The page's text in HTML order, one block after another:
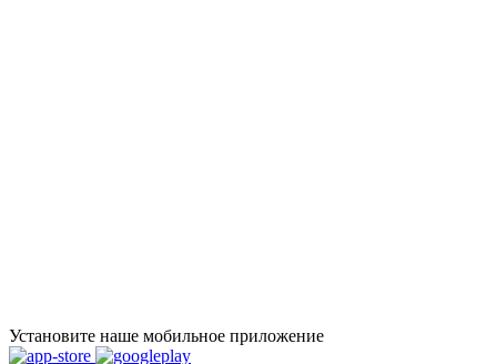
Установите наше мобильное приложение